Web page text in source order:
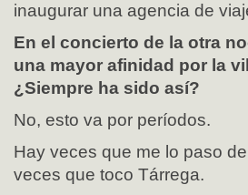
inaugurar una agencia de
En el concierto de la otra
una mayor afinidad por la
¿Siempre ha sido así?
No, esto va por períodos.
Hay veces que me lo paso
veces que toco Tárrega.